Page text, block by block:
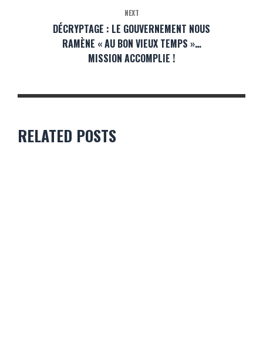
NEXT
DÉCRYPTAGE : LE GOUVERNEMENT NOUS
RAMÈNE « AU BON VIEUX TEMPS »…
MISSION ACCOMPLIE !
RELATED POSTS